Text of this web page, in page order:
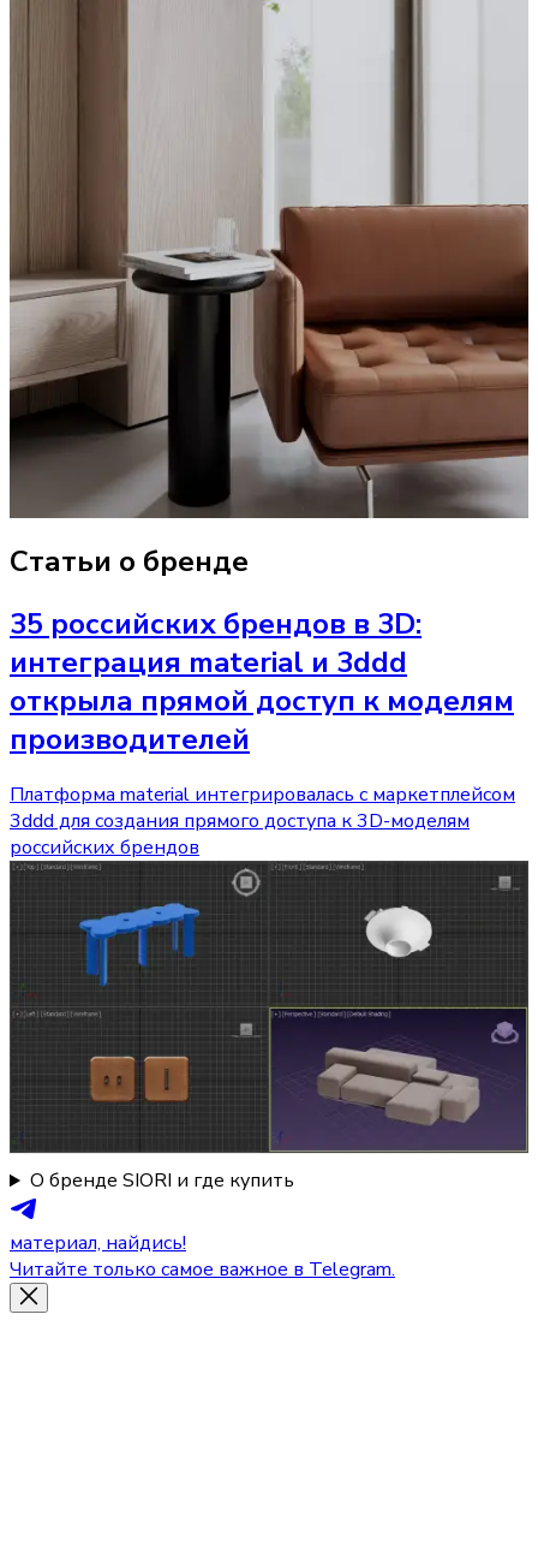
Статьи о бренде
35 российских брендов в 3D:
интеграция material и 3ddd
открыла прямой доступ к моделям
производителей
Платформа material интегрировалась с маркетплейсом
3ddd для создания прямого доступа к 3D-моделям
российских брендов
О бренде SIORI и где купить
материал, найдись!
Читайте только самое важное в Telegram.